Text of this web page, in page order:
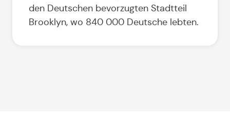
den Deutschen bevorzugten Stadtteil
Brooklyn, wo 840 000 Deutsche lebten.